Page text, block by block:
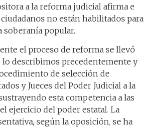
a la reforma judicial afirma e
no están habilitados para
soberanía popular.
el proceso de reforma se llevó
lo describimos precedentemente y
de selección de
y Jueces del Poder Judicial a la
esta competencia a las
ejercicio del poder estatal. La
según la oposición, se ha